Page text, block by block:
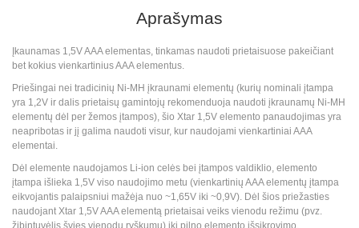
Aprašymas
Įkaunamas 1,5V AAA elementas, tinkamas naudoti prietaisuose pakeičiant
bet kokius vienkartinius AAA elementus.
Priešingai nei tradicinių Ni-MH įkraunami elementų (kurių nominali įtampa
yra 1,2V ir dalis prietaisų gamintojų rekomenduoja naudoti įkraunamų Ni-MH
elementų dėl per žemos įtampos), šio Xtar 1,5V elemento panaudojimas yra
neapribotas ir jį galima naudoti visur, kur naudojami vienkartiniai AAA
elementai.
Dėl elemente naudojamos Li-ion celės bei įtampos valdiklio, elemento
įtampa išlieka 1,5V viso naudojimo metu (vienkartinių AAA elementų įtampa
eikvojantis palaipsniui mažėja nuo ~1,65V iki ~0,9V). Dėl šios priežasties
naudojant Xtar 1,5V AAA elementą prietaisai veiks vienodu režimu (pvz.
žibintuvėlis švies vienodu ryškumu) iki pilno elemento išsikrovimo.